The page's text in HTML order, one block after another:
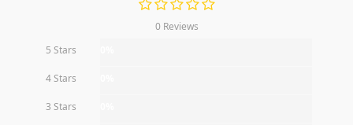
0 Reviews
5 Stars
4 Stars
3 Stars